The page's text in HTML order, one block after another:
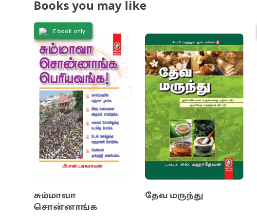
Books you may like
E-book only
சும்மாவா
சொன்னாங்க
தேவ மருந்து